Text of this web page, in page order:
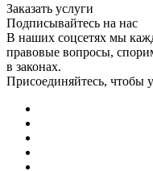
Заказать услуги
Подписывайтесь на нас
В наших соцсетях мы
правовые вопросы,
в законах.
Присоединяйтесь, чтобы